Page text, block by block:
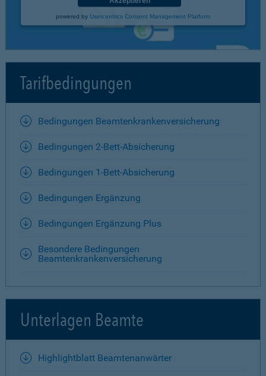
powered by Usercentrics Consent Management Platform
Tarifbedingungen
Bedingungen Beamtenkrankenversicherung
Bedingungen 2-Bett-Absicherung
Bedingungen 1-Bett-Absicherung
Bedingungen Ergänzung
Bedingungen Ergänzung Plus
Besondere Bedingungen
Beamtenkrankenversicherung
Unterlagen Beamte
Highlightblatt Beamtenanwärter